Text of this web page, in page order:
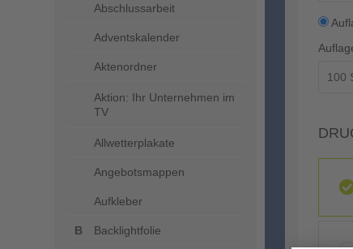
Abschlussarbeit
Adventskalender
Aktenordner
Aktion: Ihr Unternehmen im
TV
Allwetterplakate
Angebotsmappen
Aufkleber
Backlightfolie